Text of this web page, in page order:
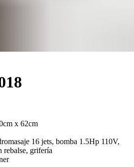
x 62cm
16 jets, bomba 1.5Hp 110V,
rebalse, grifería